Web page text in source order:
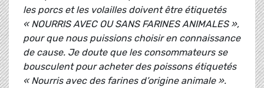
les porcs et les volailles doivent être étiquetés
« NOURRIS AVEC OU SANS FARINES ANIMALES »,
pour que nous puissions choisir en connaissance
de cause. Je doute que les consommateurs se
bousculent pour acheter des poissons étiquetés
« Nourris avec des farines d’origine animale ».